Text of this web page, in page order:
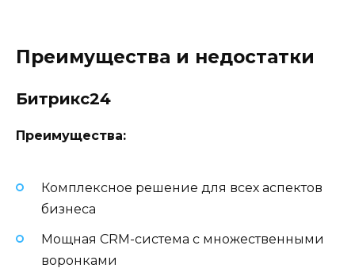
Преимущества и недостатки
Битрикс24
Преимущества:
Комплексное решение для всех аспектов
бизнеса
Мощная CRM-система с множественными
воронками